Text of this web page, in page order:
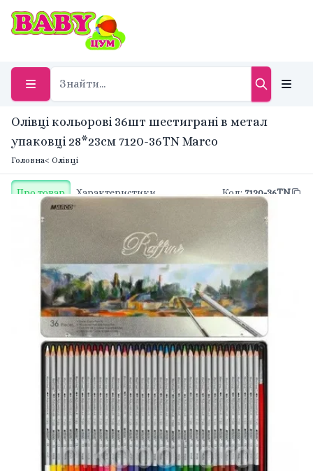
Олівці кольорові 36шт шестиграні в метал
упаковці 28*23см 7120-36TN Marco
Головна< Олівці
Про товар Характеристики Код: 7120-36TN